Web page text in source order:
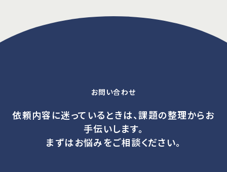
お問い合わせ
依頼内容に迷っているときは、課題の整理からお
手伝いします。
まずはお悩みをご相談ください。